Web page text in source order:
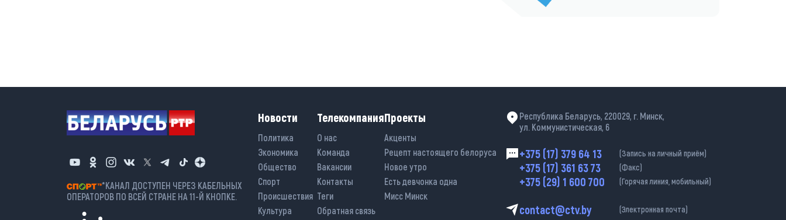
*КАНАЛ ДОСТУПЕН ЧЕРЕЗ КАБЕЛЬНЫХ
ОПЕРАТОРОВ ПО ВСЕЙ СТРАНЕ НА 11-Й КНОПКЕ.
Новости
Политика
Экономика
Общество
Спорт
Происшествия
Культура
Телекомпания
О нас
Команда
Вакансии
Контакты
Теги
Обратная связь
Проекты
Акценты
Рецепт настоящего белоруса
Новое утро
Есть девчонка одна
Мисс Минск
Республика Беларусь, 220029, г. Минск,
ул. Коммунистическая, 6
+375 (17) 379 64 13 (Запись на личный приём)
+375 (17) 361 63 73 (Факс)
+375 (29) 1 600 700 (Горячая линия, мобильный)
contact@ctv.by (Электронная почта)